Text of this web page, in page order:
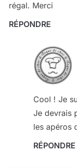
régal. Merci
RÉPONDRE
Cool ! Je
Je devrais
les apéros
RÉPONDRE